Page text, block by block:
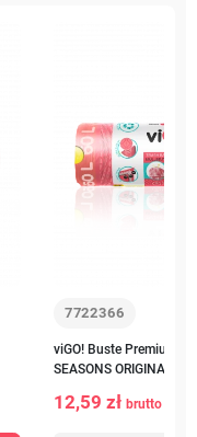
7722366
viGO! Buste Premium
SEASONS ORIGINA
12,59 zł brutto